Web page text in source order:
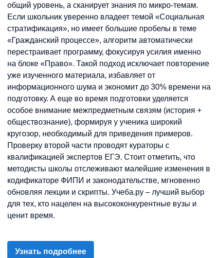
общий уровень, а сканирует знания по микро-темам.
Если школьник уверенно владеет темой «Социальная
стратификация», но имеет большие пробелы в теме
«Гражданский процессе», алгоритм автоматически
перестраивает программу, фокусируя усилия именно
на блоке «Право». Такой подход исключает повторение
уже изученного материала, избавляет от
информационного шума и экономит до 30% времени на
подготовку. А еще во время подготовки уделяется
особое внимание межпредметным связям (история +
обществознание), формируя у ученика широкий
кругозор, необходимый для приведения примеров.
Проверку второй части проводят кураторы с
квалификацией экспертов ЕГЭ. Стоит отметить, что
методисты школы отслеживают малейшие изменения в
кодификаторе ФИПИ и законодательстве, мгновенно
обновляя лекции и скрипты. Учеба.ру – лучший выбор
для тех, кто нацелен на высококонкурентные вузы и
ценит время.
Узнать подробнее